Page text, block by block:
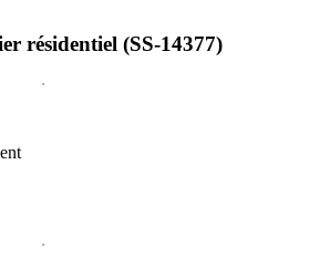
résidentiel (SS-14377)